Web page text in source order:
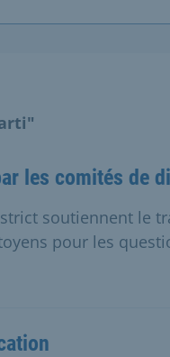
les comités de
soutiennent le
pour les